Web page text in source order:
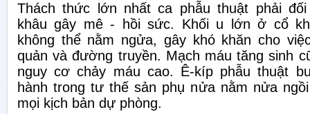
Thách thức lớn nhất ca phẫu thuật phải
khâu gây mê - hồi sức. Khối u lớn ở cổ
không thể nằm ngửa, gây khó khăn cho
quản và đường truyền. Mạch máu tăng sinh
nguy cơ chảy máu cao. Ê-kíp phẫu thuật
hành trong tư thế sản phụ nửa nằm nửa
mọi kịch bản dự phòng.